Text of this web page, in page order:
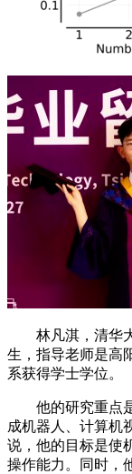
林凡淇，清华大
生，指导老师是高
系获得学士学位。
他的研究重点是
成机器人、计算机
说，他的目标是使
操作能力。同时，